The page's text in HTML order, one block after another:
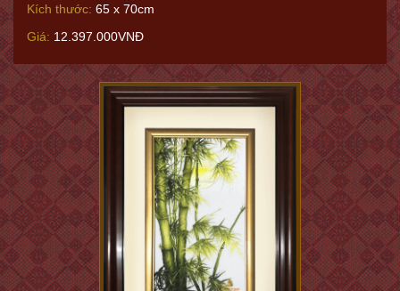
Kích thước: 65 x 70cm
Giá: 12.397.000VNĐ